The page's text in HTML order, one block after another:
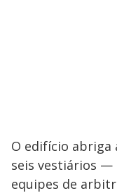
O edifício abriga
seis vestiários —
equipes de